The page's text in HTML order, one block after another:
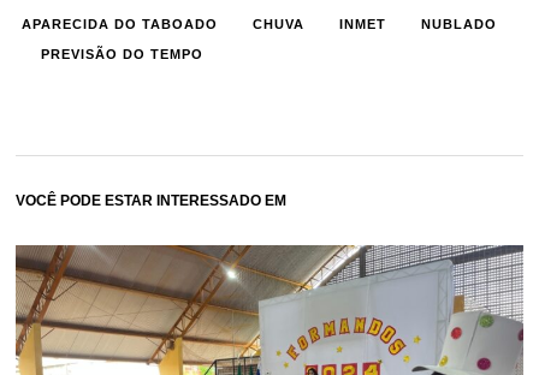
APARECIDA DO TABOADO CHUVA INMET NUBLADO
PREVISÃO DO TEMPO
VOCÊ PODE ESTAR INTERESSADO EM